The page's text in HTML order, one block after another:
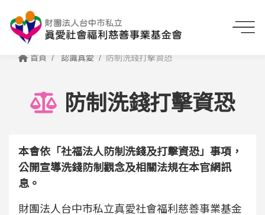
首頁 認識真愛 防制洗錢打擊資恐
防制洗錢打擊資恐
本會依「社福法人防制洗錢及打擊資恐」事項，
公開宣導洗錢防制觀念及相關法規在本官網訊
息。
財團法人台中市私立真愛社會福利慈善事業基金